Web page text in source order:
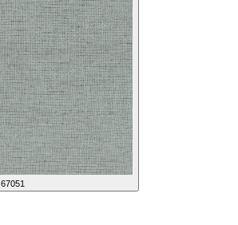
67051